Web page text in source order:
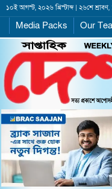
১০ই আগস্ট, ২০২৬ খ্রিস্টাব্দ | ২৬শে শ্রাবণ,
Media Packs Our